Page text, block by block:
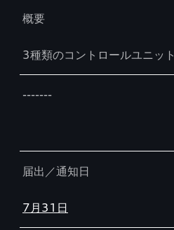
概要
3種類のコントロールユニッ
-------
届出／通知日
7月31日